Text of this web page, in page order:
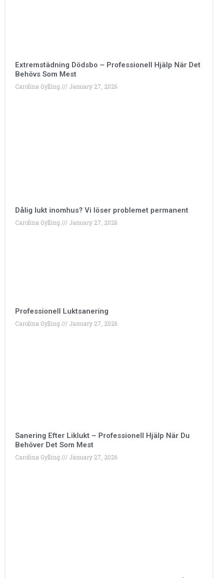
Extremstädning Dödsbo – Professionell Hjälp När Det
Behövs Som Mest
Carolina Gylling January 27, 2026
Dålig lukt inomhus? Vi löser problemet permanent
Carolina Gylling January 27, 2026
Professionell Luktsanering
Carolina Gylling January 27, 2026
Sanering Efter Liklukt – Professionell Hjälp När Du
Behöver Det Som Mest
Carolina Gylling January 27, 2026